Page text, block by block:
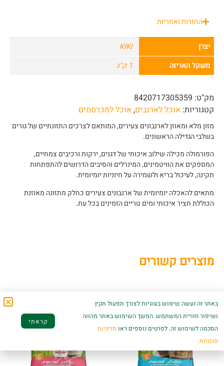
החזרות ואחריות
יצרן
KIKI
משקל האריזה
1 ק"ג
מק"ט: 8420717305359
קטגוריות: אוכל לארנבים,אוכל למכרסמים
מזון מלא ומאוזן לארנבונים צעירים, המותאם לצרכים התזונתיים של גורים
בשלבי הגדילה הראשונים.
הפורמולה מכילה שילוב איכותי של דגנים, ירקות ורכיבים צמחיים,
המספקים את הוויטמינים, המינרלים והסיבים הדרושים להתפתחות
תקינה, לעיכול בריא ולשמירה על חיוניות יומיומית.
מתאים להאכלה יומיומית של ארנבונים צעירים כחלק מתזונה מאוזנת
הכוללת חציר איכותי ומים טריים הזמינים בכל עת.
מוצרים קשורים
באתר זה נעשה שימוש בעוגיות לצורך תפעול תקין
ושיפור חוויית המשתמש. המשך השימוש באתר מהווה
הסכמה לשימוש זה. לפרטים נוספים ראו מדיניות
פרטיות.
קראתי